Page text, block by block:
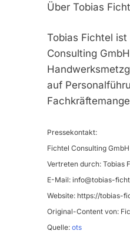
Über Tobias
Tobias Fichtel
Consulting
auf
Pressekontakt:
Fichtel Consulting GmbH
Vertreten durch: Tobias
E-Mail: info@tobias-
Website: https://tobias-
Original-Content von:
Quelle: ots